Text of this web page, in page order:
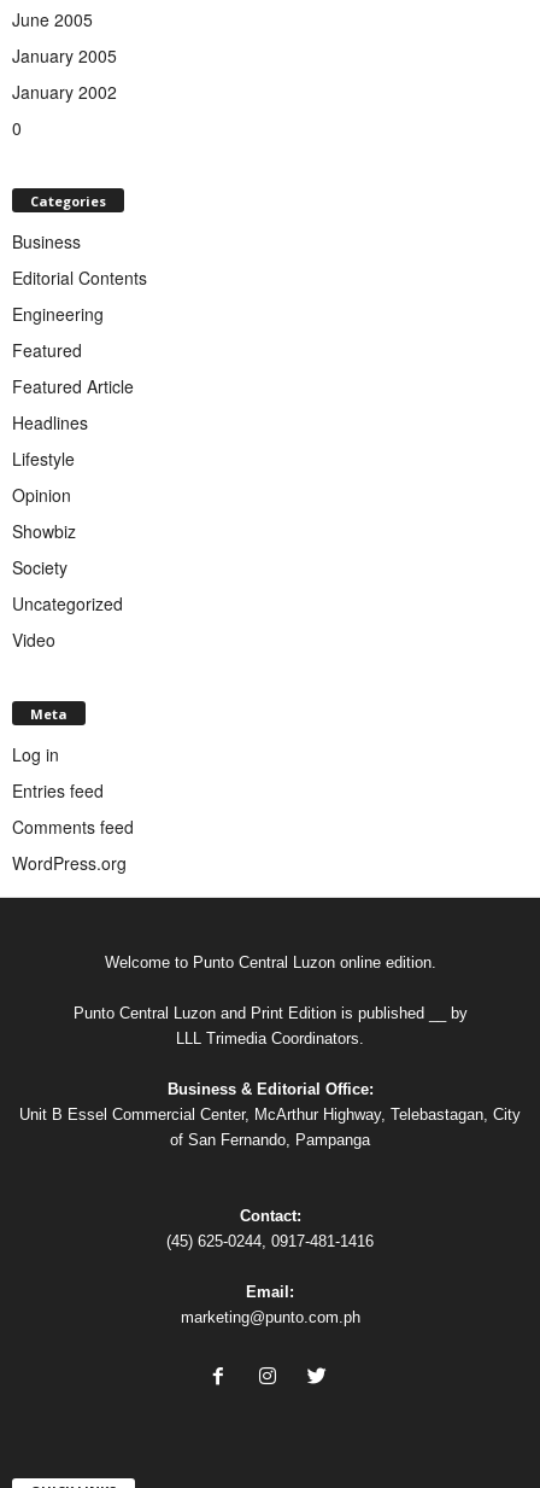
June 2005
January 2005
January 2002
0
Categories
Business
Editorial Contents
Engineering
Featured
Featured Article
Headlines
Lifestyle
Opinion
Showbiz
Society
Uncategorized
Video
Meta
Log in
Entries feed
Comments feed
WordPress.org
Welcome to Punto Central Luzon online edition.
Punto Central Luzon and Print Edition is published __ by
LLL Trimedia Coordinators.
Business & Editorial Office:
Unit B Essel Commercial Center, McArthur Highway, Telebastagan, City
of San Fernando, Pampanga
Contact:
(45) 625-0244, 0917-481-1416
Email:
marketing@punto.com.ph